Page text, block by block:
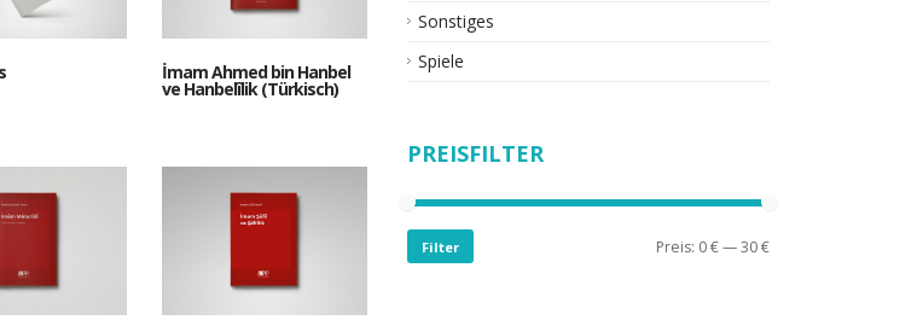
İmam Ahmed bin Hanbel
ve Hanbelîlik (Türkisch)
Sonstiges
Spiele
PREISFILTER
Filter Preis: 0 €—30 €